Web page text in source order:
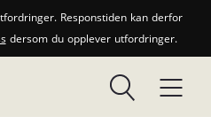
Responstiden kan derfor
dersom du opplever utfordringer.